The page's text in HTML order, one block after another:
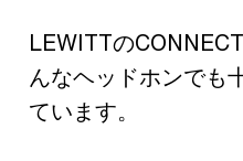
LEWITTの
んなヘッドホンでも
ています。